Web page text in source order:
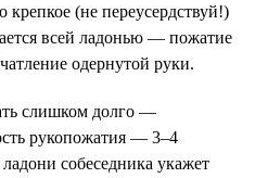
крепкое (не переусердствуй!)
всей ладонью — пожатие
одернутой руки.
слишком долго —
рукопожатия — 3–4
собеседника укажет